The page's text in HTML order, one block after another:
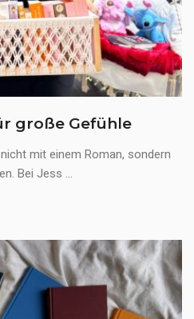
große Gefühle
mit einem Roman, sondern
Bei Jess ...